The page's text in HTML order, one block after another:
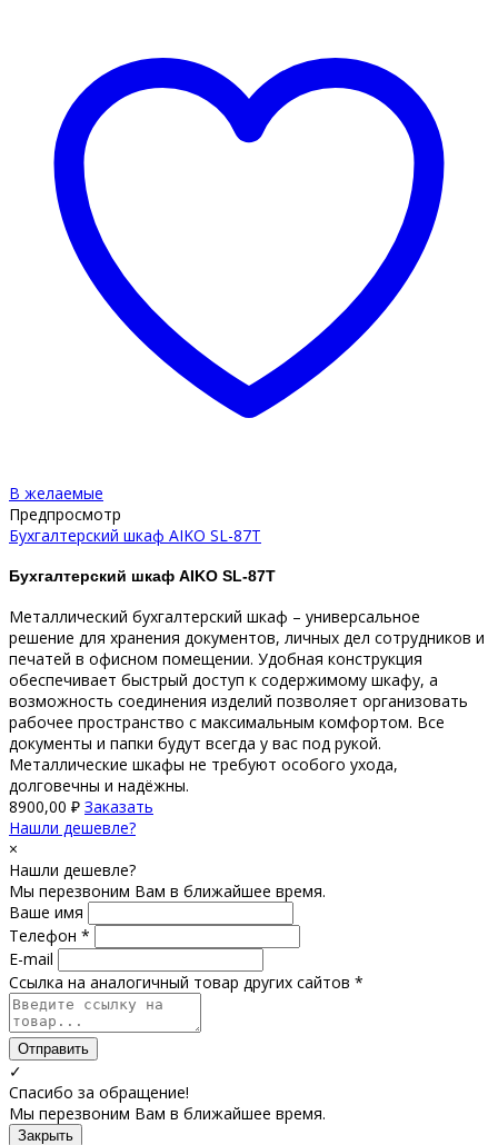
В желаемые
Предпросмотр
Бухгалтерский шкаф AIKO SL-87Т
Бухгалтерский шкаф AIKO SL-87Т
Металлический бухгалтерский шкаф – универсальное
решение для хранения документов, личных дел сотрудников и
печатей в офисном помещении. Удобная конструкция
обеспечивает быстрый доступ к содержимому шкафу, а
возможность соединения изделий позволяет организовать
рабочее пространство с максимальным комфортом. Все
документы и папки будут всегда у вас под рукой.
Металлические шкафы не требуют особого ухода,
долговечны и надёжны.
8900,00 ₽ Заказать
Нашли дешевле?
×
Нашли дешевле?
Мы перезвоним Вам в ближайшее время.
Ваше имя
Телефон *
E-mail
Ссылка на аналогичный товар других сайтов *
Отправить
✓
Спасибо за обращение!
Мы перезвоним Вам в ближайшее время.
Закрыть